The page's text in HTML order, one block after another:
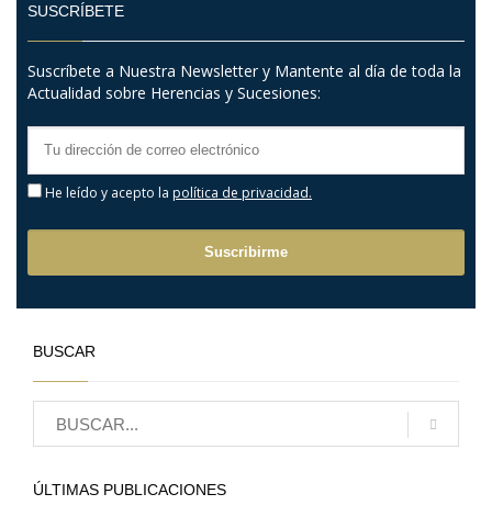
SUSCRÍBETE
Suscríbete a Nuestra Newsletter y Mantente al día de toda la
Actualidad sobre Herencias y Sucesiones:
He leído y acepto la política de privacidad.
BUSCAR
ÚLTIMAS PUBLICACIONES